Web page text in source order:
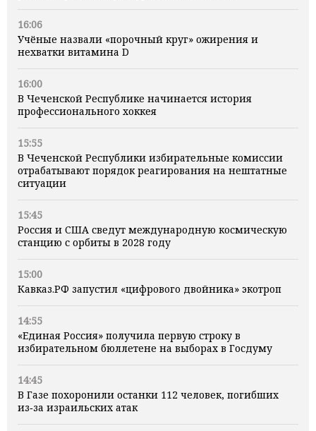
16:06
Учёные назвали «порочный круг» ожирения и
нехватки витамина D
16:00
В Чеченской Республике начинается история
профессионального хоккея
15:55
В Чеченской Республики избирательные комиссии
отрабатывают порядок реагирования на нештатные
ситуации
15:45
Россия и США сведут международную космическую
станцию с орбиты в 2028 году
15:00
Кавказ.РФ запустил «цифрового двойника» экотроп
14:55
«Единая Россия» получила первую строку в
избирательном бюллетене на выборах в Госдуму
14:45
В Газе похоронили останки 112 человек, погибших
из‑за израильских атак